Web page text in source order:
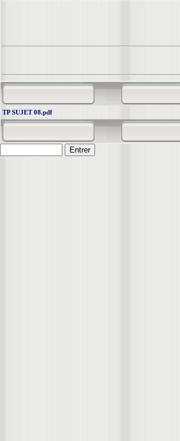
TP SUJET 08.pdf